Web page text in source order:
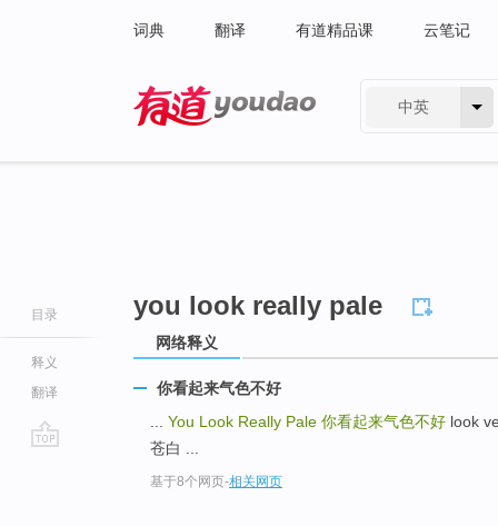
词典 翻译 有道精品课 云笔记
中英
目录
释义
翻译
you look really pale
网络释义
你看起来气色不好
You Look Really Pale 你看起来气色不好 look
苍白 ...
基于8个网页-相关网页